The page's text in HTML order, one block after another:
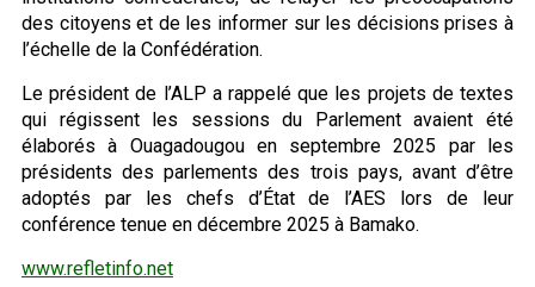
des citoyens et de les informer sur les décisions prises à
l’échelle de la Confédération.
Le président de l’ALP a rappelé que les projets de textes
qui régissent les sessions du Parlement avaient été
élaborés à Ouagadougou en septembre 2025 par les
présidents des parlements des trois pays, avant d’être
adoptés par les chefs d’État de l’AES lors de leur
conférence tenue en décembre 2025 à Bamako.
www.refletinfo.net